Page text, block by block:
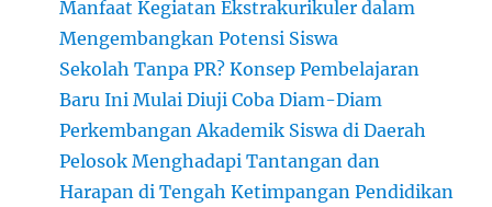
Manfaat Kegiatan Ekstrakurikuler dalam
Mengembangkan Potensi Siswa
Sekolah Tanpa PR? Konsep Pembelajaran
Baru Ini Mulai Diuji Coba Diam-Diam
Perkembangan Akademik Siswa di Daerah
Pelosok Menghadapi Tantangan dan
Harapan di Tengah Ketimpangan Pendidikan